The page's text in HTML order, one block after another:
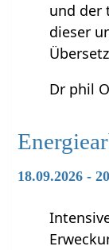
und der
dieser
Dr phil
18.09.2026 -